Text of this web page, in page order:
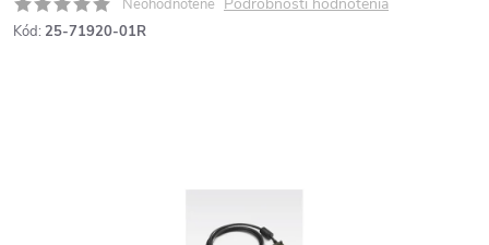
Neohodnotené
Kód: 25-71920-01R